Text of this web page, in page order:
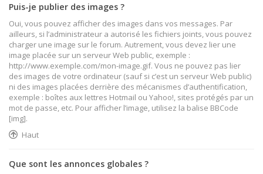
Puis-je publier des images ?
Oui, vous pouvez afficher des images dans vos messages. Par
ailleurs, si l’administrateur a autorisé les fichiers joints, vous pouvez
charger une image sur le forum. Autrement, vous devez lier une
image placée sur un serveur Web public, exemple :
http://www.exemple.com/mon-image.gif. Vous ne pouvez pas lier
des images de votre ordinateur (sauf si c’est un serveur Web public)
ni des images placées derrière des mécanismes d’authentification,
exemple : boîtes aux lettres Hotmail ou Yahoo!, sites protégés par un
mot de passe, etc. Pour afficher l’image, utilisez la balise BBCode
[img].
Haut
Que sont les annonces globales ?